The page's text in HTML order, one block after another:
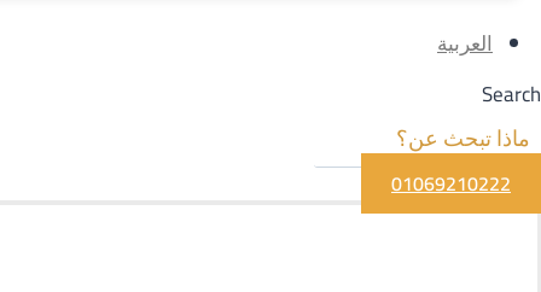
العربية
Search
01069210222